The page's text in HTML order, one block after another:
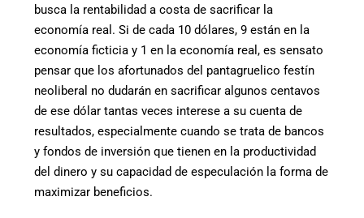
busca la rentabilidad a costa de sacrificar la
economía real. Si de cada 10 dólares, 9 están en la
economía ficticia y 1 en la economía real, es sensato
pensar que los afortunados del pantagruelico festín
neoliberal no dudarán en sacrificar algunos centavos
de ese dólar tantas veces interese a su cuenta de
resultados, especialmente cuando se trata de bancos
y fondos de inversión que tienen en la productividad
del dinero y su capacidad de especulación la forma de
maximizar beneficios.